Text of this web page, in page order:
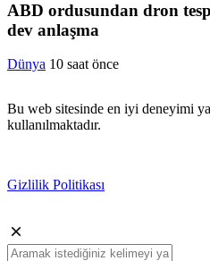
ABD ordusundan dron
dev anlaşma
Dünya 10 saat önce
Bu web sitesinde en iyi deneyimi
kullanılmaktadır.
Gizlilik Politikası